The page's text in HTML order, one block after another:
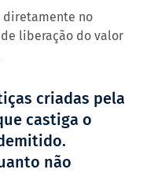
diretamente no
liberação do valor
criadas pela
castiga o
não